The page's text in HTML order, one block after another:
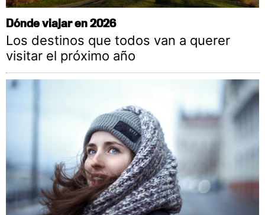
Dónde viajar en 2026
Los destinos que todos van a querer
visitar el próximo año